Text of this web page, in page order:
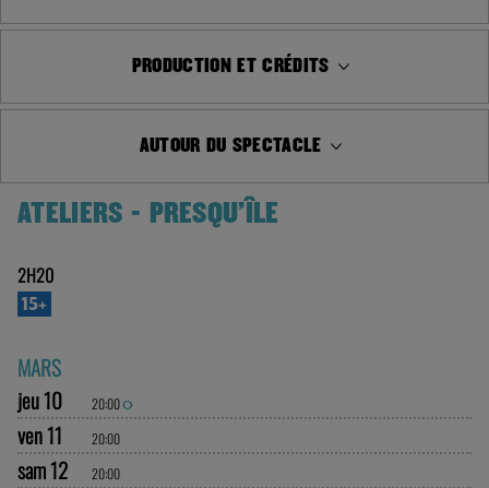
PRODUCTION ET CRÉDITS
AUTOUR DU SPECTACLE
ATELIERS - PRESQU'ÎLE
2H20
15+
MARS
jeu 10
20:00O
ven 11 20:00
sam 12 20:00